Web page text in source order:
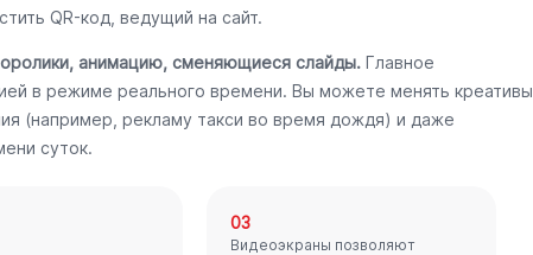
QR-код, ведущий на сайт.
анимацию, сменяющиеся слайды.Главное
в режиме реального времени. Вы можете менять креативы
(например, рекламу такси во время дождя) и даже
суток.
03
Видеоэкраны позволяют